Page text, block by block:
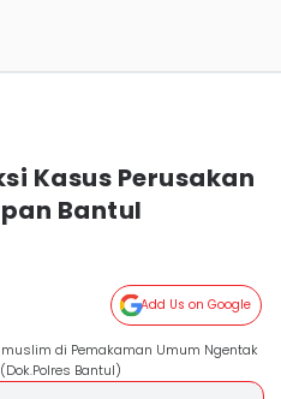
Kasus Perusakan
Bantul
Add Us on Google
di Pemakaman Umum Ngentak
Bantul)